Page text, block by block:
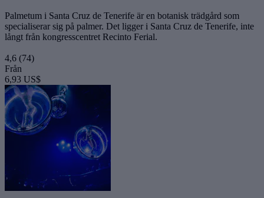
Palmetum i Santa Cruz de Tenerife är en botanisk trädgård som
specialiserar sig på palmer. Det ligger i Santa Cruz de Tenerife, inte
långt från kongresscentret Recinto Ferial.
4,6 (74)
Från
6,93 US$